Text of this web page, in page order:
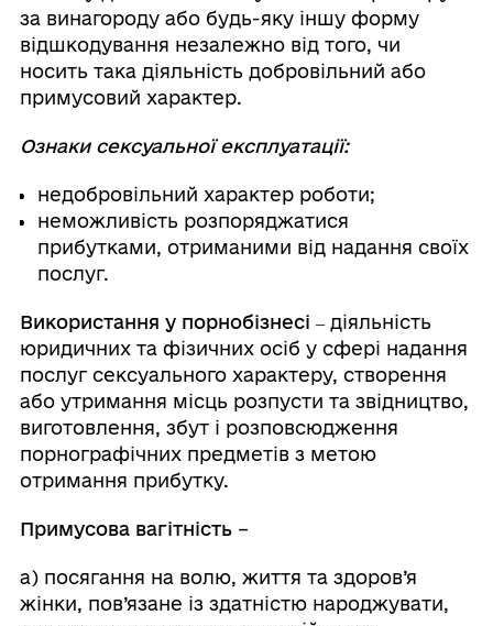
за винагороду або будь-яку іншу форму
відшкодування незалежно від того, чи
носить така діяльність добровільний або
примусовий характер.
Ознаки сексуальної експлуатації:
недобровільний характер роботи;
неможливість розпоряджатися
прибутками, отриманими від надання своїх
послуг.
Використання у порнобізнесі ‒діяльність
юридичних та фізичних осіб у сфері надання
послуг сексуального характеру, створення
або утримання місць розпусти та звідництво,
виготовлення, збут і розповсюдження
порнографічних предметів з метою
отримання прибутку.
Примусова вагітність–
а) посягання на волю, життя та здоров’я
жінки, пов’язане із здатністю народжувати,